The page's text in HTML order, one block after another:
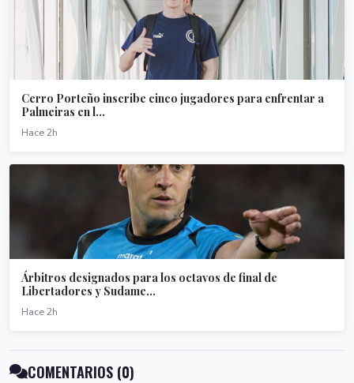
Cerro Porteño inscribe cinco jugadores para enfrentar a
Palmeiras en l...
Hace 2h
Árbitros designados para los octavos de final de
Libertadores y Sudame...
Hace 2h
COMENTARIOS (0)